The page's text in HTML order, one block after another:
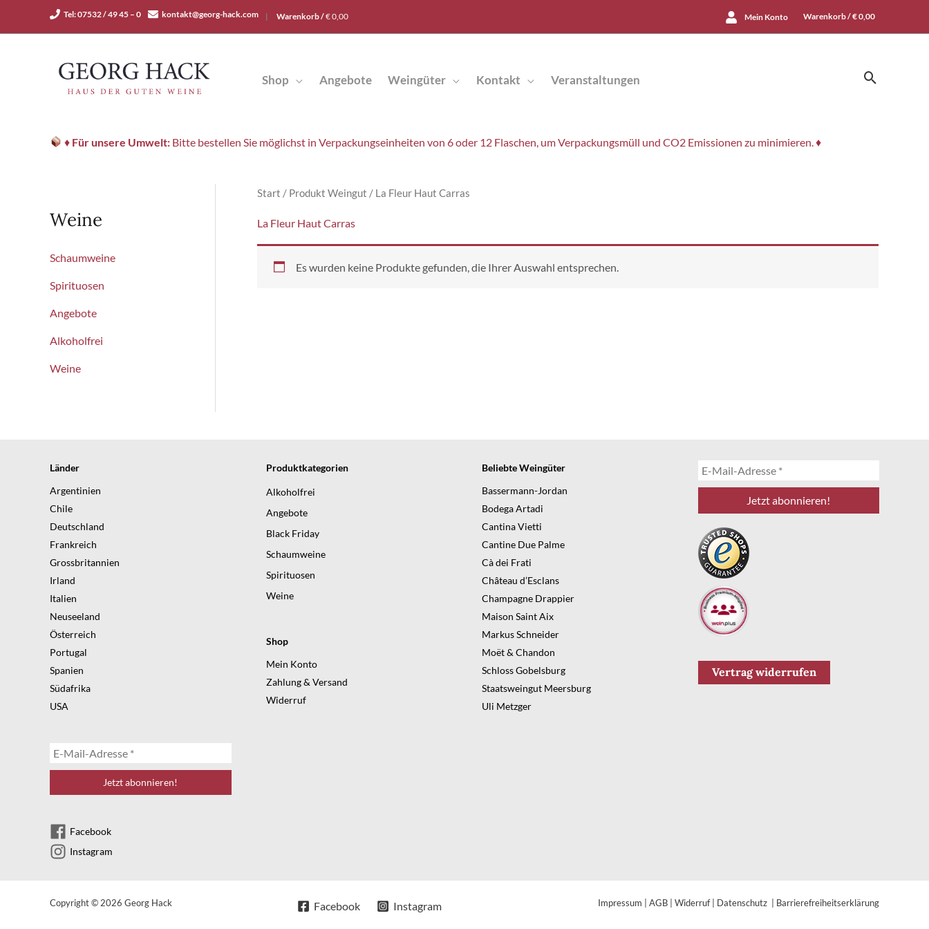
Tel: 07532 / 49 45 – 0 kontakt@georg-hack.com | Warenkorb /€0,00 Mein Konto Warenkorb /€0,00
Shop Angebote Weingüter Kontakt Veranstaltungen Suchen
♦ Für unsere Umwelt: Bitte bestellen Sie möglichst in Verpackungseinheiten von 6 oder 12 Flaschen, um Verpackungsmüll und CO2 Emissionen zu minimieren. ♦
Weine
Schaumweine
Spirituosen
Angebote
Alkoholfrei
Weine
Start / Produkt Weingut / La Fleur Haut Carras
La Fleur Haut Carras
Es wurden keine Produkte gefunden, die Ihrer Auswahl entsprechen.
Länder
Argentinien
Chile
Deutschland
Frankreich
Grossbritannien
Irland
Italien
Neuseeland
Österreich
Portugal
Spanien
Südafrika
USA
Facebook
Instagram
Produktkategorien
Alkoholfrei
Angebote
Black Friday
Schaumweine
Spirituosen
Weine
Shop
Mein Konto
Zahlung & Versand
Widerruf
Beliebte Weingüter
Bassermann-Jordan
Bodega Artadi
Cantina Vietti
Cantine Due Palme
Cà dei Frati
Château d’Esclans
Champagne Drappier
Maison Saint Aix
Markus Schneider
Moët & Chandon
Schloss Gobelsburg
Staatsweingut Meersburg
Uli Metzger
Vertrag widerrufen
Copyright © 2026 Georg Hack Facebook Instagram Impressum AGB Widerruf| Datenschutz Barrierefreiheitserklärung